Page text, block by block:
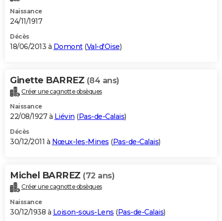
Naissance
24/11/1917
Décès
18/06/2013 à Domont(Val-d'Oise)
Ginette BARREZ (84 ans)
Créer une cagnotte obsèques
Naissance
22/08/1927 à Liévin (Pas-de-Calais)
Décès
30/12/2011 à Nœux-les-Mines (Pas-de-Calais)
Michel BARREZ (72 ans)
Créer une cagnotte obsèques
Naissance
30/12/1938 à Loison-sous-Lens (Pas-de-Calais)